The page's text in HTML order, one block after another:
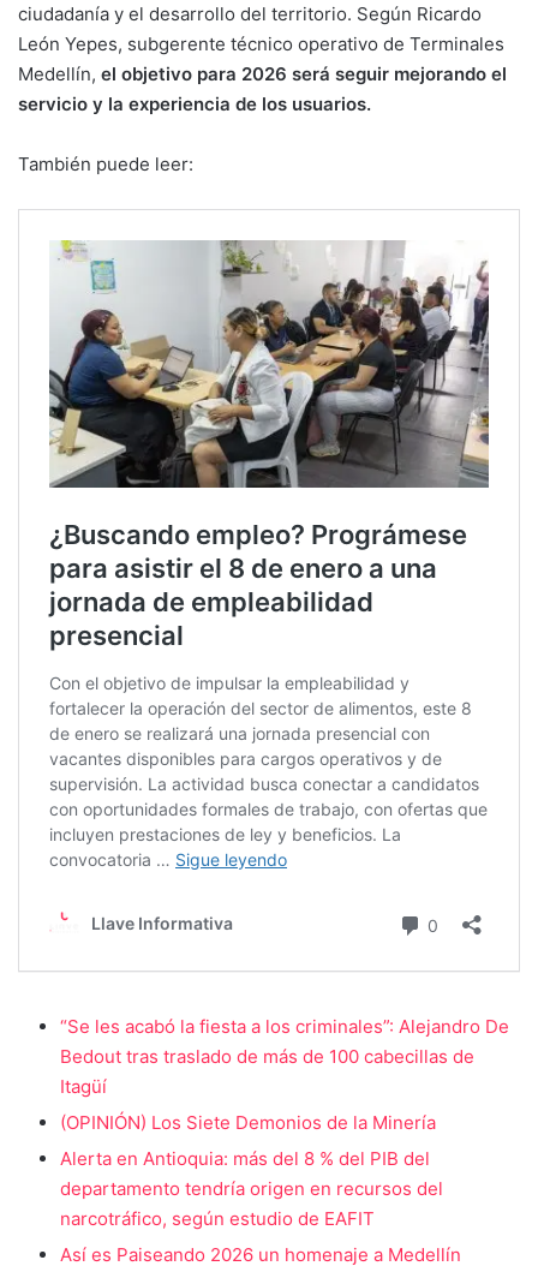
ciudadanía y el desarrollo del territorio. Según Ricardo
León Yepes, subgerente técnico operativo de Terminales
Medellín, el objetivo para 2026 será seguir mejorando el
servicio y la experiencia de los usuarios.
También puede leer:
“Se les acabó la fiesta a los criminales”: Alejandro De
Bedout tras traslado de más de 100 cabecillas de
Itagüí
(OPINIÓN) Los Siete Demonios de la Minería
Alerta en Antioquia: más del 8 % del PIB del
departamento tendría origen en recursos del
narcotráfico, según estudio de EAFIT
Así es Paiseando 2026 un homenaje a Medellín